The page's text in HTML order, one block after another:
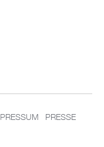
PRES­SE